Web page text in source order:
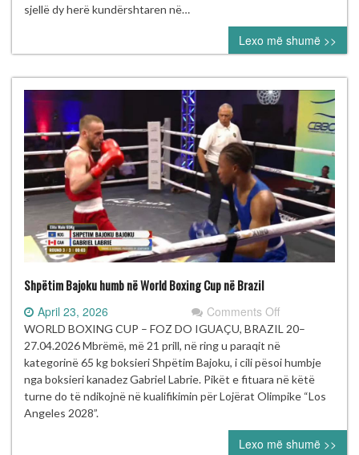
të
Boksit
sjellë dy herë kundërshtaren në…
Lexo më shumë >>
Shpëtim Bajoku humb në World Boxing Cup në Brazil
April 23, 2026 Comments Offon
Shpëtim
Bajoku
humb
në
World
Cup
në
WORLD BOXING CUP – FOZ DO IGUAÇU, BRAZIL 20–
27.04.2026 Mbrëmë, më 21 prill, në ring u paraqit në
kategorinë 65 kg boksieri Shpëtim Bajoku, i cili pësoi humbje
nga boksieri kanadez Gabriel Labrie. Pikët e fituara në këtë
turne do të ndikojnë në kualifikimin për Lojërat Olimpike “Los
Angeles 2028”.
Lexo më shumë >>